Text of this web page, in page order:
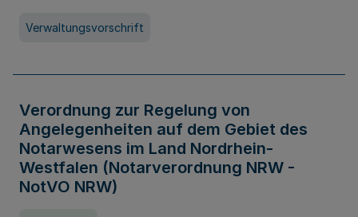
Verwaltungsvorschrift
Verordnung zur Regelung von
Angelegenheiten auf dem Gebiet des
Notarwesens im Land Nordrhein-
Westfalen (Notarverordnung NRW -
NotVO NRW)